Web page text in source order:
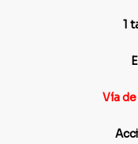
1
Vía